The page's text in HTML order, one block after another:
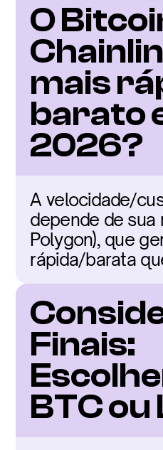
O
mais
barato
2026?
A velocidade/
depende de sua
Polygon), que
rápida/barata
Finais:
BTC ou